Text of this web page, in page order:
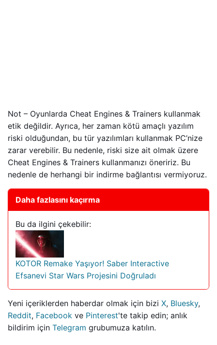
Not – Oyunlarda Cheat Engines & Trainers kullanmak
etik değildir. Ayrıca, her zaman kötü amaçlı yazılım
riski olduğundan, bu tür yazılımları kullanmak PC’nize
zarar verebilir. Bu nedenle, riski size ait olmak üzere
Cheat Engines & Trainers kullanmanızı öneririz. Bu
nedenle de herhangi bir indirme bağlantısı vermiyoruz.
Daha fazlasını kaçırma
Bu da ilgini çekebilir:
KOTOR Remake Yaşıyor! Saber Interactive
Efsanevi Star Wars Projesini Doğruladı
Yeni içeriklerden haberdar olmak için bizi X, Bluesky,
Reddit, Facebook ve Pinterest'te takip edin; anlık
bildirim için Telegram grubumuza katılın.